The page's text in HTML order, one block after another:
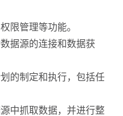
限管理等功能。
据源的连接和数据获
的制定和执行，包括任
中抓取数据，并进行整